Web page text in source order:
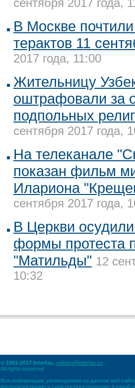
сентября 2017 года,
В Москве
терактов 11
2017 года, 11:00
Жительницу
оштрафовали за
подпольных
сентября 2017 года,
На телеканале
показан фильм
Илариона
сентября 2017 года,
В Церкви
формы протеста
"Матильды" 12
10:32
© 1991-2017 Interfax, religion@interfax.ru
All rights reserved
Вся информация, размещенная на данном веб-
воспроизведению и / или распространению в